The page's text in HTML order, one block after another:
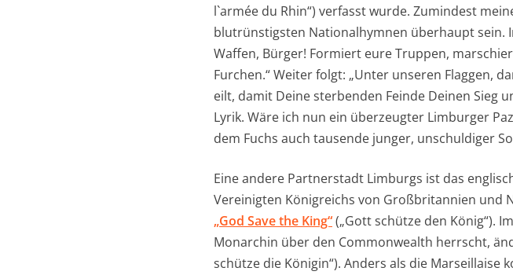
l`armée du Rhin“) verfasst wurde. Zumindest
blutrünstigsten Nationalhymnen überhaupt sein.
Waffen, Bürger! Formiert eure Truppen,
Furchen.“ Weiter folgt: „Unter unseren Flaggen,
eilt, damit Deine sterbenden Feinde Deinen Sieg
Lyrik. Wäre ich nun ein überzeugter Limburger
dem Fuchs auch tausende junger, unschuldiger
Eine andere Partnerstadt Limburgs ist das
Vereinigten Königreichs von Großbritannien und
„God Save the King“(„Gott schütze den König“).
Monarchin über den Commonwealth herrscht,
schütze die Königin“). Anders als die Marseillaise